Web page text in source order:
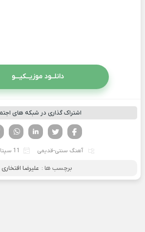
دانلــود موزیــکیـــو
اشتراک گذاری در شبکه های
تویتر
فیسوک
آهنگ سنتی-قدیمی 11 سپتامبر 2023
برچسب ها : علیرضا افتخاری